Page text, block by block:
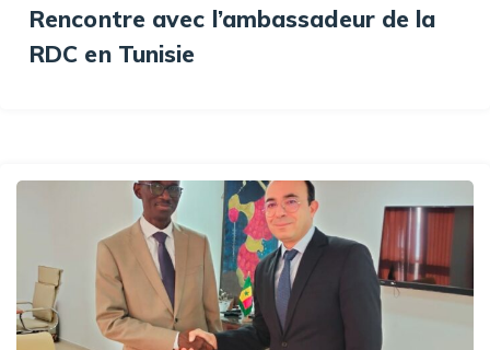
Rencontre avec l’ambassadeur de la
RDC en Tunisie